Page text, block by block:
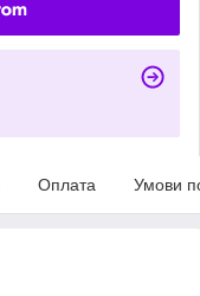
Оплата Умови